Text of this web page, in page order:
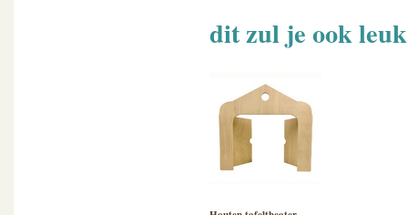
dit zul je ook